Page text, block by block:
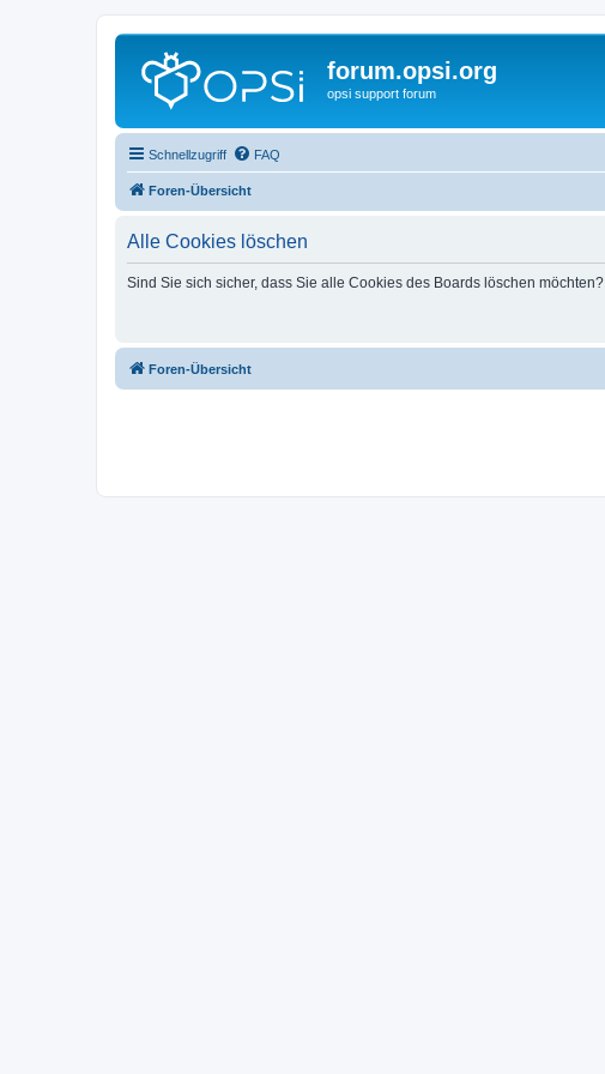
forum.opsi.org
opsi support forum
Schnellzugriff FAQ
Foren-Übersicht
Alle Cookies löschen
Sind Sie sich sicher, dass Sie alle Cookies des Boards löschen möchten?
Foren-Übersicht